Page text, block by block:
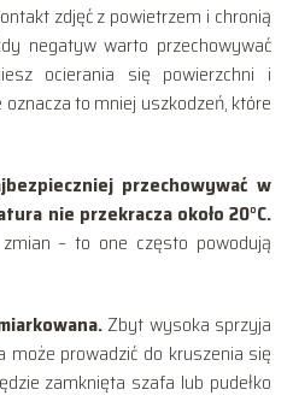
zdjęć z powietrzem i chronią
negatyw warto przechowywać
ocierania się powierzchni i
to mniej uszkodzeń, które
przechowywać w
nie przekracza około 20°C.
– to one często powodują
Zbyt wysoka sprzyja
może prowadzić do kruszenia się
zamknięta szafa lub pudełko